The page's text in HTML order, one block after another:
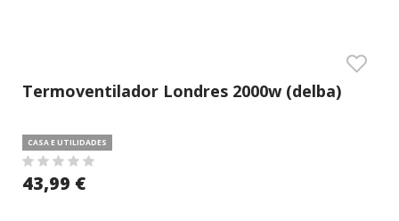
Termoventilador Londres 2000w (delba)
CASA E UTILIDADES
43,99 €